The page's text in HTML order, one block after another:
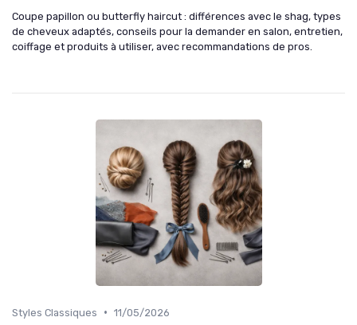
Coupe papillon ou butterfly haircut : différences avec le shag, types
de cheveux adaptés, conseils pour la demander en salon, entretien,
coiffage et produits à utiliser, avec recommandations de pros.
Styles Classiques • 11/05/2026